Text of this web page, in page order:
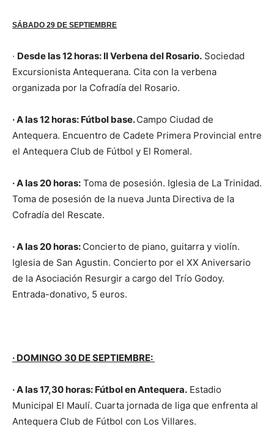
SÁBADO 29 DE SEPTIEMBRE
· Desde las 12 horas: II Verbena del Rosario. Sociedad
Excursionista Antequerana. Cita con la verbena
organizada por la Cofradía del Rosario.
· A las 12 horas: Fútbol base.Campo Ciudad de
Antequera. Encuentro de Cadete Primera Provincial entre
el Antequera Club de Fútbol y El Romeral.
· A las 20 horas: Toma de posesión. Iglesia de La Trinidad.
Toma de posesión de la nueva Junta Directiva de la
Cofradía del Rescate.
· A las 20 horas: Concierto de piano, guitarra y violín.
Iglesia de San Agustin. Concierto por el XX Aniversario
de la Asociación Resurgir a cargo del Trío Godoy.
Entrada-donativo, 5 euros.
· DOMINGO 30 DE SEPTIEMBRE:
· A las 17,30 horas: Fútbol en Antequera. Estadio
Municipal El Maulí. Cuarta jornada de liga que enfrenta al
Antequera Club de Fútbol con Los Villares.